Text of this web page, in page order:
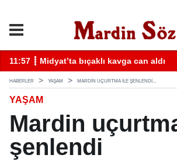
11:57 ┋ Midyat’ta bıçaklı kavga can aldı
HABERLER YAŞAM MARDIN UÇURTMA ILE ŞENLENDI...
YAŞAM
Mardin
şenlendi